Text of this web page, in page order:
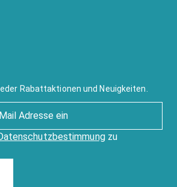
Rabattaktionen und Neuigkeiten.
zu